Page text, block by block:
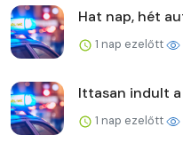
Hat nap, hét
1 nap ezelőtt
Ittasan indult
1 nap ezelőtt